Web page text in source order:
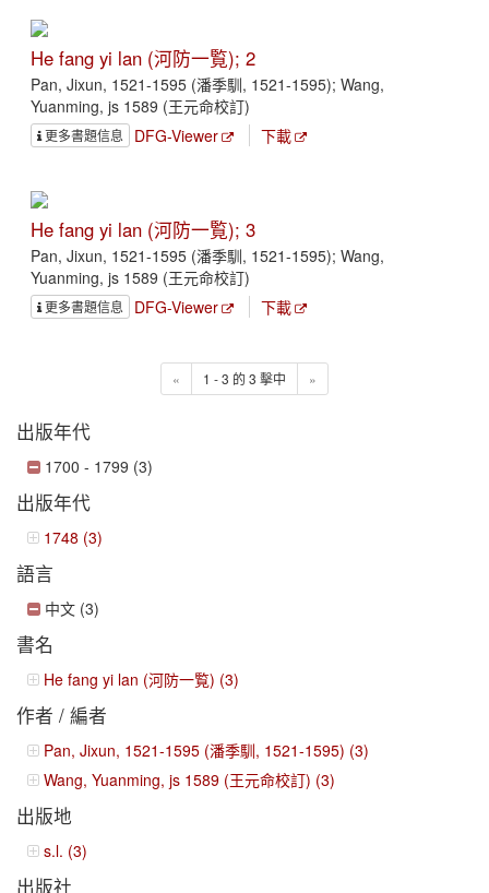
He fang yi lan (河防一覧); 2
Pan, Jixun, 1521-1595 (潘季馴, 1521-1595); Wang,
Yuanming, js 1589 (王元命校訂)
更多書題信息 DFG-Viewer 下載
He fang yi lan (河防一覧); 3
Pan, Jixun, 1521-1595 (潘季馴, 1521-1595); Wang,
Yuanming, js 1589 (王元命校訂)
更多書題信息 DFG-Viewer 下載
« 1 - 3 的 3 擊中 »
出版年代
1700 - 1799 (3)
出版年代
1748 (3)
語言
中文 (3)
書名
He fang yi lan (河防一覧) (3)
作者 / 編者
Pan, Jixun, 1521-1595 (潘季馴, 1521-1595) (3)
Wang, Yuanming, js 1589 (王元命校訂) (3)
出版地
s.l. (3)
出版社